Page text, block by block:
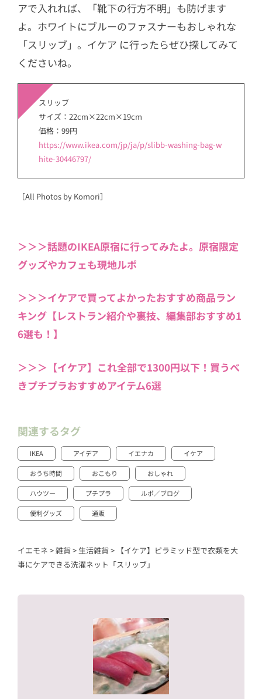
アで入れれば、「靴下の行方不明」も防げます
よ。ホワイトにブルーのファスナーもおしゃれな
「スリッブ」。イケア に行ったらぜひ探してみて
くださいね。
スリッブ
サイズ：22cm×22cm×19cm
価格：99円
https://www.ikea.com/jp/ja/p/slibb-washing-bag-w
hite-30446797/
［All Photos by Komori］
＞＞＞話題のIKEA原宿に行ってみたよ。原宿限定
グッズやカフェも現地ルポ
＞＞＞イケアで買ってよかったおすすめ商品ラン
キング【レストラン紹介や裏技、編集部おすすめ1
6選も！】
＞＞＞【イケア】これ全部で1300円以下！買うべ
きプチプラおすすめアイテム6選
関連するタグ
IKEA アイデア イエナカ イケア
おうち時間 おこもり おしゃれ
ハウツー プチプラ ルポ／ブログ
便利グッズ 通販
イエモネ >雑貨 > 生活雑貨 > 【イケア】ピラミッド型で衣類を大
事にケアできる洗濯ネット「スリッブ」